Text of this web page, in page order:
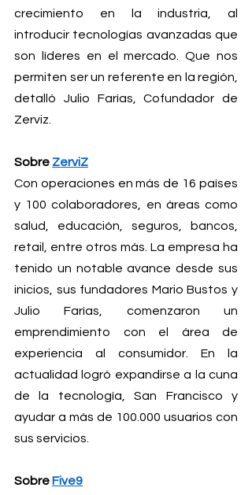
crecimiento en la industria, al
introducir tecnologías avanzadas que
son líderes en el mercado. Que nos
permiten ser un referente en la región,
detalló Julio Farías, Cofundador de
Zerviz.
Sobre ZerviZ
Con operaciones en más de 16 países
y 100 colaboradores, en áreas como
salud, educación, seguros, bancos,
retail, entre otros más. La empresa ha
tenido un notable avance desde sus
inicios, sus fundadores Mario Bustos y
Julio Farías, comenzaron un
emprendimiento con el área de
experiencia al consumidor. En la
actualidad logró expandirse a la cuna
de la tecnología, San Francisco y
ayudar a más de 100.000 usuarios con
sus servicios.
Sobre Five9